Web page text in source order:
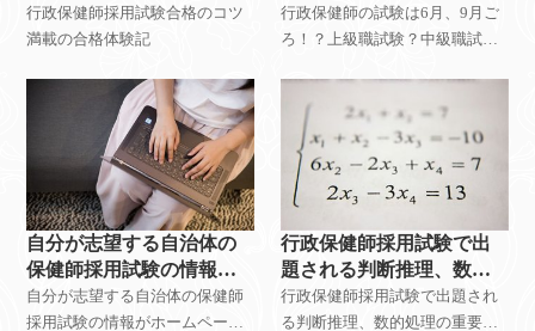
行政保健師採用試験合格のコツ
満載の合格体験記
職試験？初級職？
行政保健師の試験は6月、9月ご
ろ！？上級職試験？中級職試
自分が志望する自治体の
保健師採用試験の情報が
なく、試験対策をどうす
ればいいか
自分が志望する自治体の保健師
採用試験の情報がホームページ
行政保健師採用試験で出
題される判断推理、数的
処理を捨ててもいいか？
行政保健師採用試験で出題され
る判断推理、数的処理の重要性